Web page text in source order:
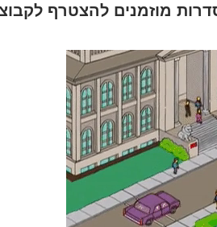
מוזמנים להצטרף